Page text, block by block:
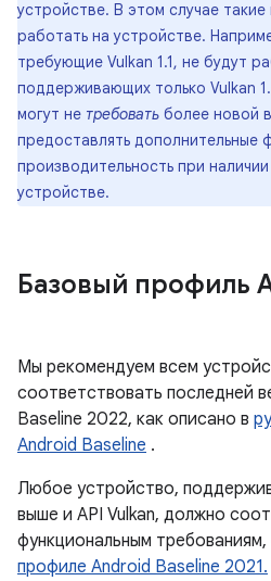
устройстве. В этом случае
работать на устройстве.
требующие Vulkan 1.1, не будут
поддерживающих только Vulkan
могут не требовать более новой
предоставлять дополнительные
производительность при
устройстве.
Базовый профиль
Мы рекомендуем всем
соответствовать последней
Baseline 2022, как описано в
Android Baseline .
Любое устройство,
выше и API Vulkan, должно
функциональным
профиле Android Baseline 2021.